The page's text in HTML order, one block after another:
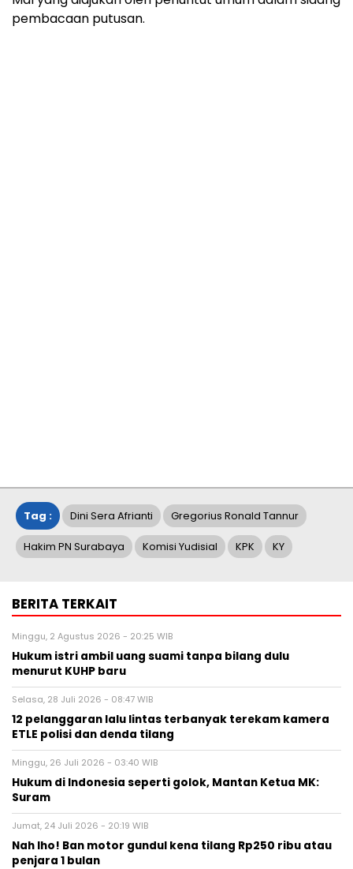
pembacaan putusan.
Tag : Dini Sera Afrianti Gregorius Ronald Tannur
Hakim PN Surabaya Komisi Yudisial KPK KY
BERITA TERKAIT
Minggu, 2 Agustus 2026 - 20:25 WIB
Hukum istri ambil uang suami tanpa bilang dulu
menurut KUHP baru
Selasa, 28 Juli 2026 - 08:47 WIB
12 pelanggaran lalu lintas terbanyak terekam kamera
ETLE polisi dan denda tilang
Minggu, 26 Juli 2026 - 03:40 WIB
Hukum di Indonesia seperti golok, Mantan Ketua MK:
Suram
Jumat, 24 Juli 2026 - 20:19 WIB
Nah lho! Ban motor gundul kena tilang Rp250 ribu atau
penjara 1 bulan